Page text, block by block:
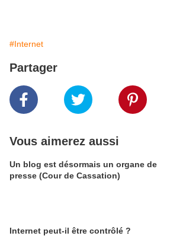
#Internet
Partager
Vous aimerez aussi
Un blog est désormais un organe de
presse (Cour de Cassation)
Internet peut-il être contrôlé ?